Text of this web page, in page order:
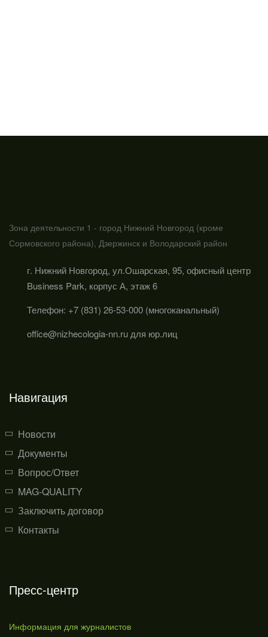
Зона деятельности 1 - город Нижний Новгород (кроме
Сормовского района), Дзержинск и Володарский район
г. Нижний Новгород, ул.Ошарская, 95, офисный центр
Business Park, корпус А, этаж 6
Телефон: +7 (831) 26-53-000 (многоканальный)
office@nizhecologia-nn.ru для юр.лиц
Навигация
Новости
Документы
Вопрос/Ответ
MAG-QUALITY
Заключить договор
Контакты
Пресс-центр
Информация для журналистов